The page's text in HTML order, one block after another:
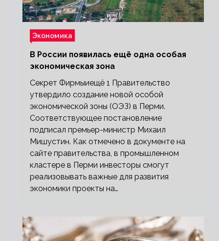
Экономика
В России появилась ещё одна особая
экономическая зона
Секрет Фирмыиещё 1 Правительство
утвердило создание новой особой
экономической зоны (ОЭЗ) в Перми.
Соответствующее постановление
подписал премьер-министр Михаил
Мишустин. Как отмечено в документе на
сайте правительства, в промышленном
кластере в Перми инвесторы смогут
реализовывать важные для развития
экономики проекты на…